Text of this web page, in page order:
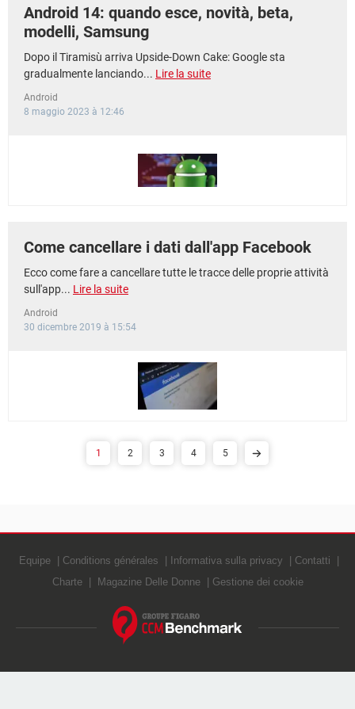
Android 14: quando esce, novità, beta,
modelli, Samsung
Dopo il Tiramisù arriva Upside-Down Cake: Google sta
gradualmente lanciando... Lire la suite
Android
8 maggio 2023 à 12:46
Come cancellare i dati dall'app Facebook
Ecco come fare a cancellare tutte le tracce delle proprie attività
sull'app... Lire la suite
Android
30 dicembre 2019 à 15:54
1 2 3 4 5
Equipe Conditions générales Informativa sulla privacy
Contatti
Charte
Magazine Delle Donne Gestione dei cookie